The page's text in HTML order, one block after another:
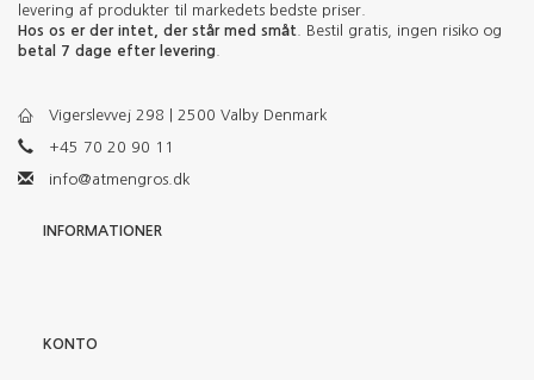
levering af produkter til markedets bedste priser.
Hos os er der intet, der står med småt . Bestil gratis, ingen risiko og
betal 7 dage efter levering
Vigerslevvej 298 | 2500 Valby Denmark
+45 70 20 90 11
info@atmengros.dk
INFORMATIONER
KONTO